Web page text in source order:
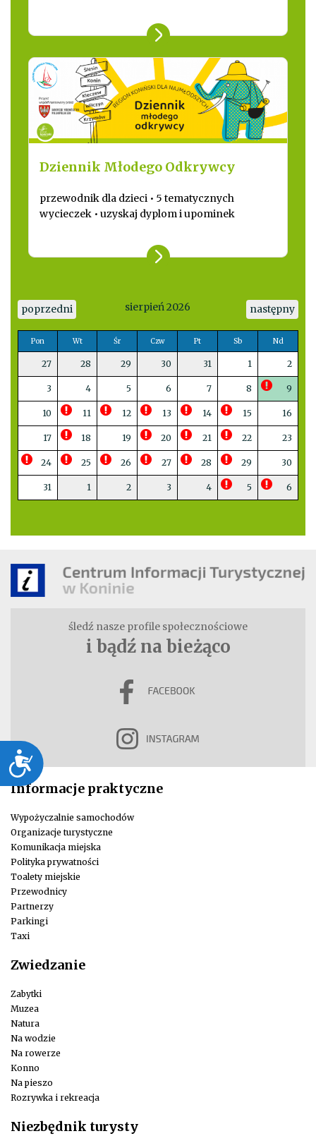
Dostępność
Dziennik Młodego Odkrywcy
przewodnik dla dzieci • 5 tematycznych
wycieczek • uzyskaj dyplom i upominek
poprzedni sierpień 2026 następny
Pon Wt Śr Czw Pt Sb Nd
27 28 29 30 31 1 2
3 4 5 6 7 8 9
10 11 12 13 14 15 16
17 18 19 20 21 22 23
24 25 26 27 28 29 30
31 1 2 3 4 5 6
śledź nasze profile społecznościowe
i bądź na bieżąco
Informacje praktyczne
Wypożyczalnie samochodów
Organizacje turystyczne
Komunikacja miejska
Polityka prywatności
Toalety miejskie
Przewodnicy
Partnerzy
Parkingi
Taxi
Zwiedzanie
Zabytki
Muzea
Natura
Na wodzie
Na rowerze
Konno
Na pieszo
Rozrywka i rekreacja
Niezbędnik turysty